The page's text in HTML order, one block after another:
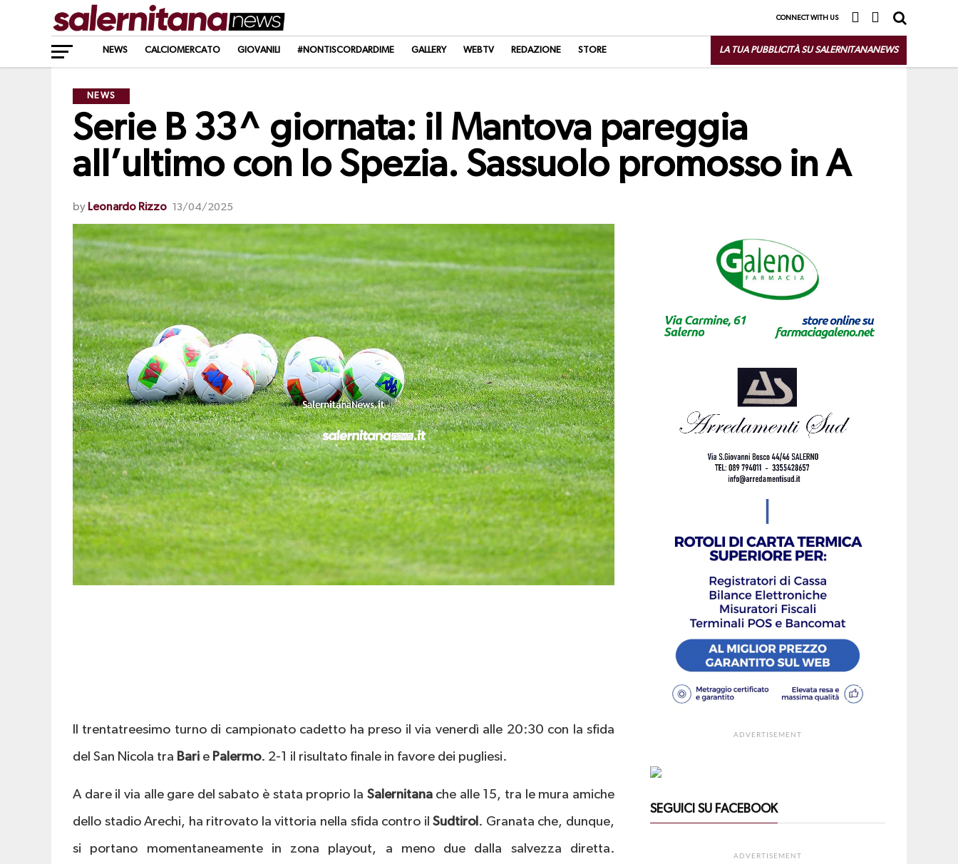
CONNECT WITH US
NEWS CALCIOMERCATO GIOVANILI #NONTISCORDARDIME GALLERY WEBTV REDAZIONE STORE LA TUA PUBBLICITÀ SU SALERNITANANEWS
NEWS
Serie B 33^ giornata: il Mantova pareggia
all’ultimo con lo Spezia. Sassuolo promosso in A
by Leonardo Rizzo 13/04/2025
Il trentatreesimo turno di campionato cadetto ha preso il via venerdì alle 20:30 con la sfida
del San Nicola tra Bari e Palermo. 2-1 il risultato finale in favore dei pugliesi.
A dare il via alle gare del sabato è stata proprio la Salernitanache alle 15, tra le mura amiche
dello stadio Arechi, ha ritrovato la vittoria nella sfida contro ilSudtirol . Granata che, dunque,
si portano momentaneamente in zona playout, a meno due dalla salvezza diretta.
ADVERTISEMENT
SEGUICI SU FACEBOOK
ADVERTISEMENT